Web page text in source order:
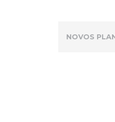
NOVOS